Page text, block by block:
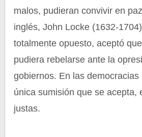
malos, pudieran convivir en
inglés, John Locke (1632-
totalmente opuesto, aceptó
pudiera rebelarse ante la
gobiernos. En las democracias
única sumisión que se acepta,
justas.